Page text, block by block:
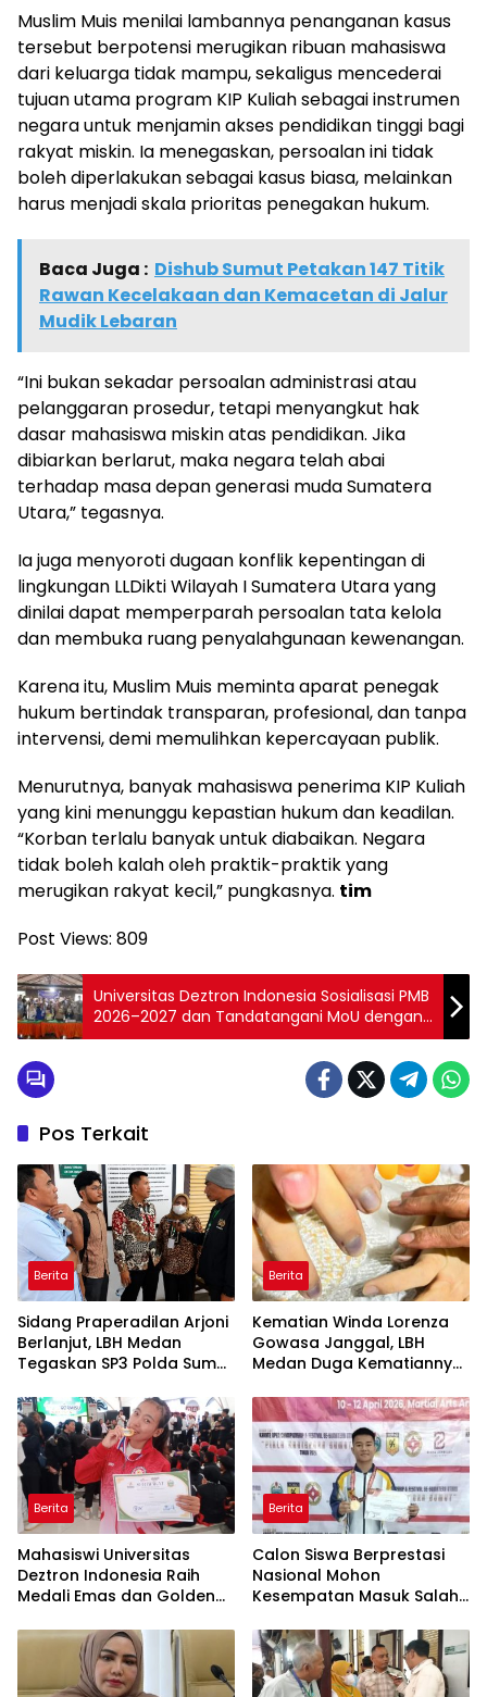
Muslim Muis menilai lambannya penanganan kasus
tersebut berpotensi merugikan ribuan mahasiswa
dari keluarga tidak mampu, sekaligus mencederai
tujuan utama program KIP Kuliah sebagai instrumen
negara untuk menjamin akses pendidikan tinggi bagi
rakyat miskin. Ia menegaskan, persoalan ini tidak
boleh diperlakukan sebagai kasus biasa, melainkan
harus menjadi skala prioritas penegakan hukum.
Baca Juga : Dishub Sumut Petakan 147 Titik
Rawan Kecelakaan dan Kemacetan di Jalur
Mudik Lebaran
“Ini bukan sekadar persoalan administrasi atau
pelanggaran prosedur, tetapi menyangkut hak
dasar mahasiswa miskin atas pendidikan. Jika
dibiarkan berlarut, maka negara telah abai
terhadap masa depan generasi muda Sumatera
Utara,” tegasnya.
Ia juga menyoroti dugaan konflik kepentingan di
lingkungan LLDikti Wilayah I Sumatera Utara yang
dinilai dapat memperparah persoalan tata kelola
dan membuka ruang penyalahgunaan kewenangan.
Karena itu, Muslim Muis meminta aparat penegak
hukum bertindak transparan, profesional, dan tanpa
intervensi, demi memulihkan kepercayaan publik.
Menurutnya, banyak mahasiswa penerima KIP Kuliah
yang kini menunggu kepastian hukum dan keadilan.
“Korban terlalu banyak untuk diabaikan. Negara
tidak boleh kalah oleh praktik-praktik yang
merugikan rakyat kecil,” pungkasnya. tim
Post Views: 809
Universitas Deztron Indonesia Sosialisasi PMB
2026–2027 dan Tandatangani MoU dengan
Pemerintah Desa Pasar VI Kwala Mencirim
Pos Terkait
Berita
Sidang Praperadilan Arjoni
Berlanjut, LBH Medan
Tegaskan SP3 Polda Sumut
Berita
Kematian Winda Lorenza
Gowasa Janggal, LBH
Medan Duga Kematiannya
Ada Dugaan Tundak
Pidana
Berita
Mahasiswi Universitas
Deztron Indonesia Raih
Medali Emas dan Golden
Berita
Calon Siswa Berprestasi
Nasional Mohon
Kesempatan Masuk Salah